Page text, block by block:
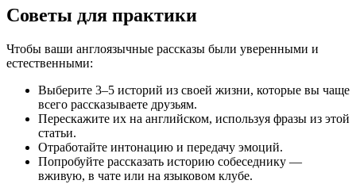
Советы для практики
Чтобы ваши англоязычные рассказы были уверенными и
естественными:
Выберите 3–5 историй из своей жизни, которые вы чаще
всего рассказываете друзьям.
Перескажите их на английском, используя фразы из этой
статьи.
Отработайте интонацию и передачу эмоций.
Попробуйте рассказать историю собеседнику —
вживую, в чате или на языковом клубе.